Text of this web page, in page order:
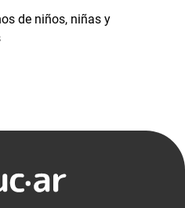
de niños, niñas y